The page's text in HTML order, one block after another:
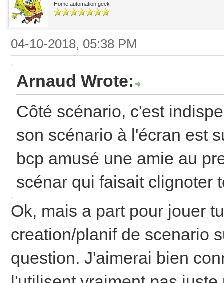
Home automation geek
04-10-2018, 05:38 PM
Arnaud Wrote:
Côté scénario, c'est
son scénario à l'écran est
bcp amusé une amie au
scénar qui faisait clignoter
Ok, mais a part pour jouer
creation/planif de scenario
question. J'aimerai bien